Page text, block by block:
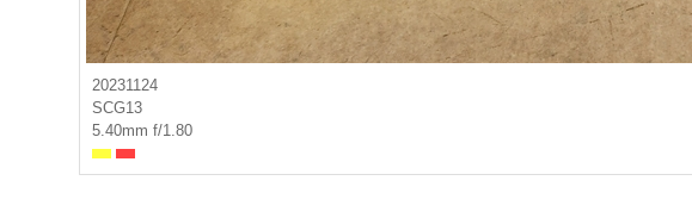
20231124
SCG13
5.40mm f/1.80